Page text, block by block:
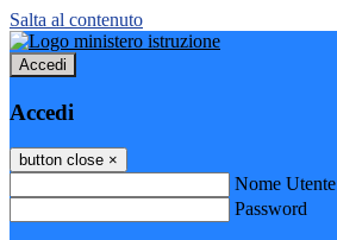
Salta al contenuto
Accedi
Accedi
button close ×
Nome Utente
Password